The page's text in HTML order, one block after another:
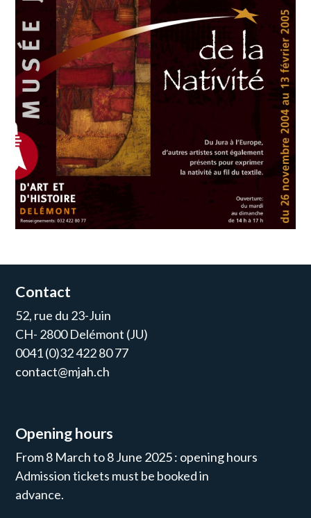
Contact
52, rue du 23-Juin
CH- 2800 Delémont (JU)
0041 (0)32 422 80 77
contact@mjah.ch
Opening hours
From 8 March to 8 June 2025 : opening hours
Admission tickets must be booked in
advance.